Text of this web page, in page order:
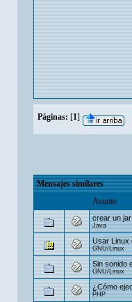
Páginas: [1]
Mensajes similares
Asunto
crear un
Java
Usar Linux
GNU/Linux
Sin sonido
GNU/Linux
¿Cómo
PHP